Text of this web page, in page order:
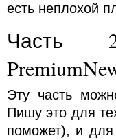
есть неплохой
Часть
Эту часть
Пишу это для
поможет), и для